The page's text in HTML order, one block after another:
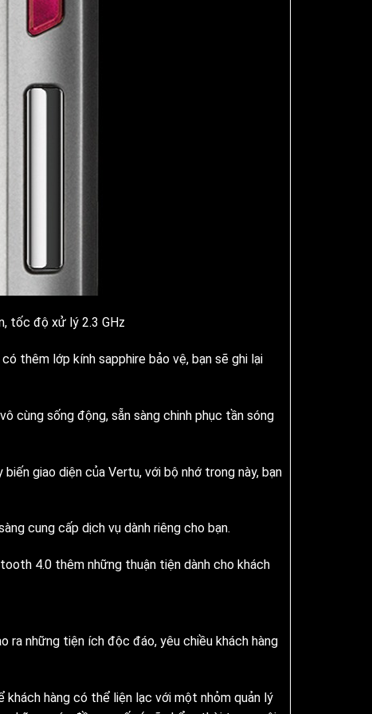
tốc độ xử lý 2.3 GHz
thêm lớp kính sapphire bảo vệ, bạn sẽ ghi lại
cùng sống động, sẵn sàng chinh phục tần sóng
giao diện của Vertu, với bộ nhớ trong này, bạn
cung cấp dịch vụ dành riêng cho bạn.
4.0 thêm những thuận tiện dành cho khách
ra những tiện ích độc đáo, yêu chiều khách hàng
hàng có thể liện lạc với một nhỏm quản lý